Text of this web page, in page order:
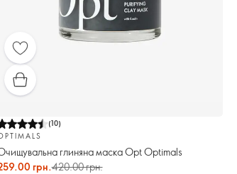
(10)
глиняна маска Opt Optimals
грн.420.00 грн.